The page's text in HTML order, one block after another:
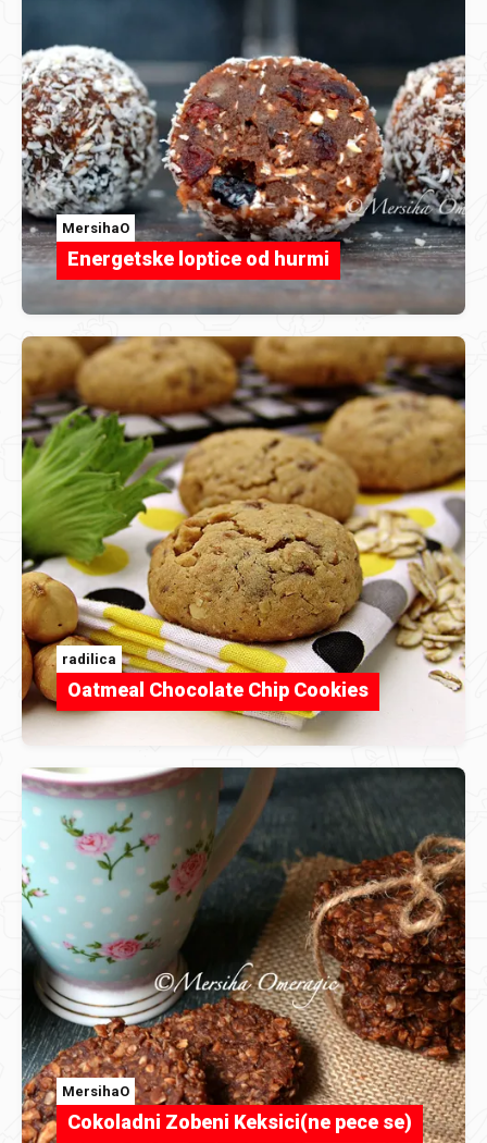
MersihaO
Energetske loptice od hurmi
radilica
Oatmeal Chocolate Chip Cookies
MersihaO
Cokoladni Zobeni Keksici(ne pece se)